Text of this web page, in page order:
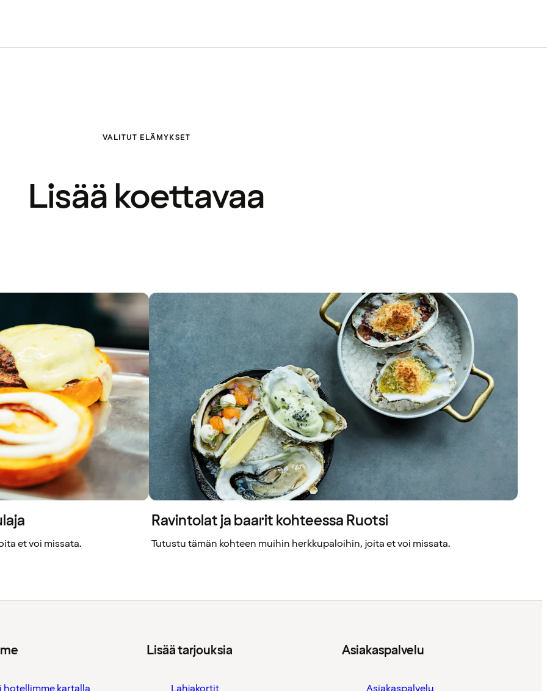
VALITUT ELÄMYKSET
Lisää koettavaa
et voi missata.
Ravintolat ja baarit kohteessa Ruotsi
Tutustu tämän kohteen muihin herkkupaloihin, joita et voi missata.
Lisää tarjouksia Asiakaspalvelu